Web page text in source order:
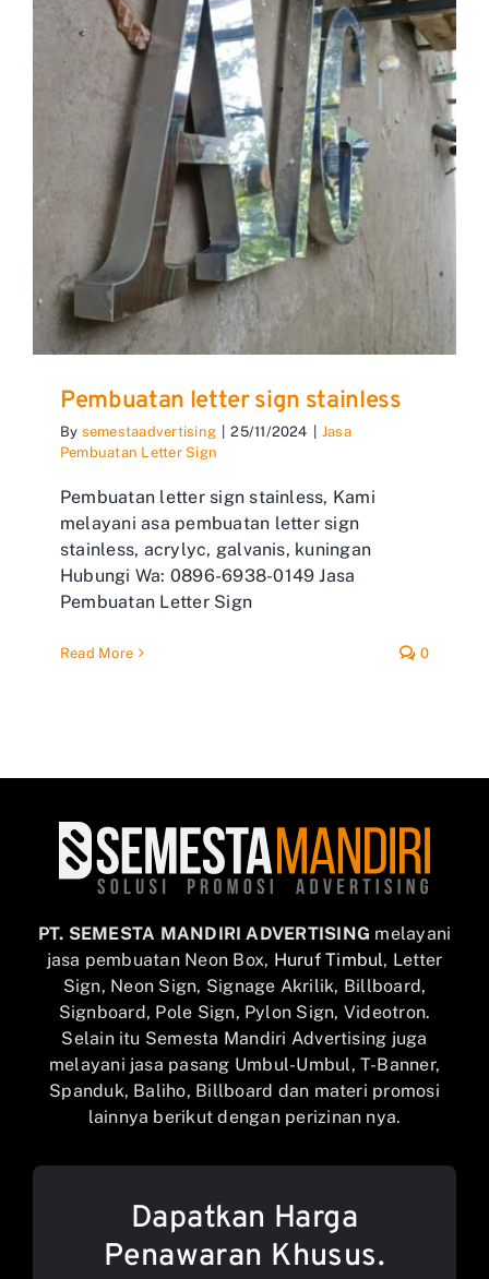
Pembuatan letter sign stainless
By semestaadvertising 25/11/2024
Jasa
Pembuatan Letter Sign
Pembuatan letter sign stainless, Kami
melayani asa pembuatan letter sign
stainless, acrylyc, galvanis, kuningan
Hubungi Wa: 0896-6938-0149 Jasa
Pembuatan Letter Sign
Read More 0
PT. SEMESTA MANDIRI ADVERTISING melayani
jasa pembuatan Neon Box, Huruf Timbul, Letter
Sign, Neon Sign, Signage Akrilik, Billboard,
Signboard, Pole Sign, Pylon Sign, Videotron.
Selain itu Semesta Mandiri Advertising juga
melayani jasa pasang Umbul-Umbul, T-Banner,
Spanduk, Baliho, Billboard dan materi promosi
lainnya berikut dengan perizinan nya.
Dapatkan Harga
Penawaran Khusus.